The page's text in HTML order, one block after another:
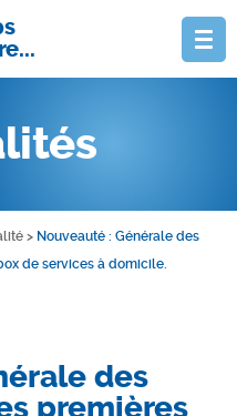
> Nouveauté : Générale des
de services à domicile.
des
premières